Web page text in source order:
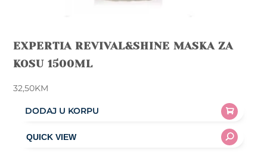
EXPERTIA REVIVAL&SHINE MASKA ZA
KOSU 1500ML
32,50KM
DODAJ U KORPU